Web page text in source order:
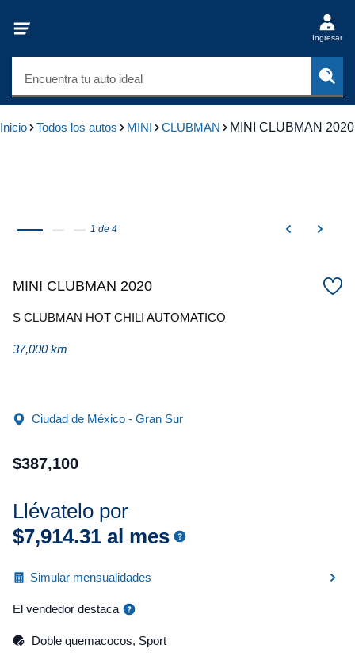
Ingresar
Encuentra tu auto ideal
Inicio Todos los autos MINI CLUBMAN MINI CLUBMAN 2020
1 de 4
MINI CLUBMAN 2020
S CLUBMAN HOT CHILI AUTOMATICO
37,000 km
Ciudad de México - Gran Sur
$387,100
Llévatelo por
$7,914.31 al mes
Simular mensualidades
El vendedor destaca
Doble quemacocos, Sport